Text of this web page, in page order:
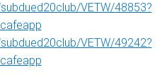
VETW/48853?
VETW/49242?